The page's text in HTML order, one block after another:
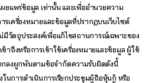
ยแพร่ข้อมูล เท่านั้น และเพื่ออำนวยความ
รเครื่องหมายและข้อมูลที่ปรากฏบนเว็บไซต์
มีวัตถุประสงค์เพื่อแก้ไขสถานการณ์เฉพาะของ
าถึงหรือการเข้าใช้เครื่องหมายและข้อมูล ผู้ใช้
กลงผูกพันตามข้อจำกัดความรับผิดดังนี้
ในการดำเนินการเรียกประชุมผู้ถือหุ้นกู้ หรือ